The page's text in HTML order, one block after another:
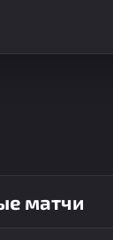
матчи